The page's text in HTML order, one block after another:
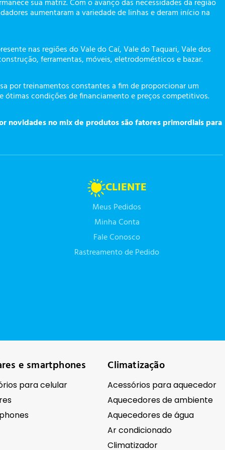
sua matriz. Com o avanço das necessidades da região
aumentaram a variedade de linhas e deram início na
nas regiões do Vale do Caí, Vale do Taquari, Vale dos
ferramentas, móveis, eletrodomésticos e bazar.
por treinamentos constantes a fim de proporcionar um
condições de financiamento e preços competitivos.
novidades no mix de produtos são fatores primordiais para
CLIENTE
Meus Pedidos
Minha Conta
Fale Conosco
Rastreamento de Pedido
e smartphones
para celular
Climatização
Acessórios para aquecedor
Aquecedores de ambiente
Aquecedores de água
Ar condicionado
Climatizador